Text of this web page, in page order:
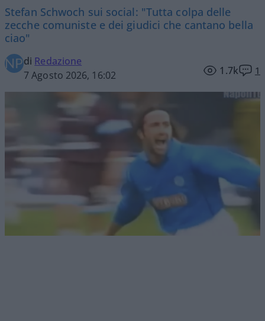
Stefan Schwoch sui social: "Tutta colpa delle
zecche comuniste e dei giudici che cantano bella
ciao"
di Redazione
7 Agosto 2026, 16:02
1.7k 1